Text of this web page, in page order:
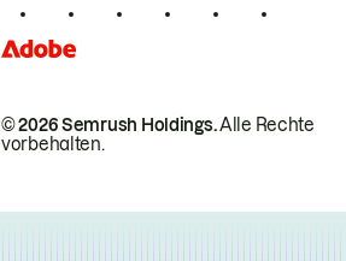
© 2026 Semrush Holdings.Alle Rechte
vorbehalten.